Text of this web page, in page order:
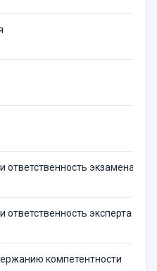
ответственность экзаменатора
ответственность эксперта
компетентности